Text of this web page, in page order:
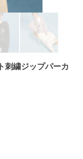
刺繍ジップパーカ